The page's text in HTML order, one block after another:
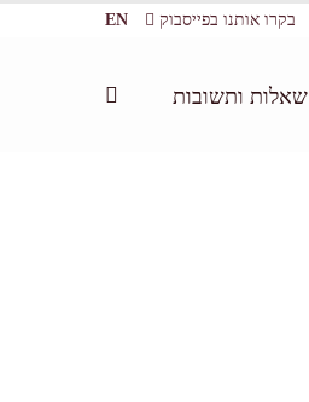
בקרו אותנו בפייסבוק EN
שאלות ותשובות